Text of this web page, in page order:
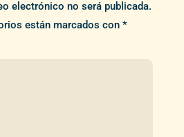
electrónico no será publicada.
están marcados con *